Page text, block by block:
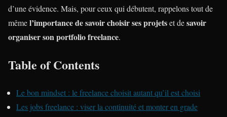
d’une évidence. Mais, pour ceux qui débutent, rappelons tout de
mêmel’importance de savoir choisir ses projetset desavoir
organiser son portfolio freelance.
Table of Contents
Le bon mindset : le freelance choisit autant qu’il est choisi
Les jobs freelance : viser la continuité et monter en grade